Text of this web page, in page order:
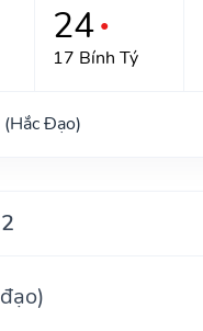
24 ●
17 Bính Tý
(Hắc Đạo)